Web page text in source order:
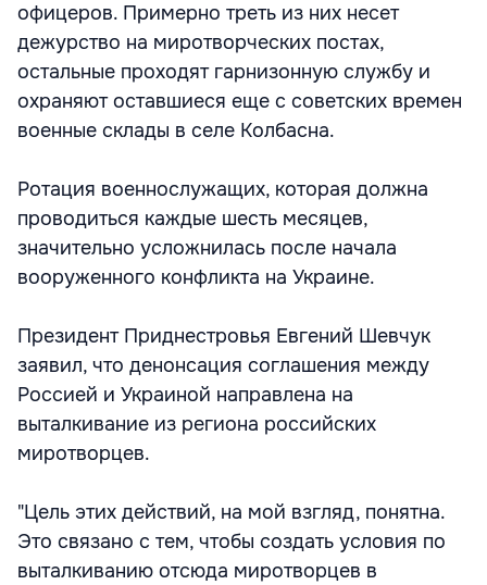
офицеров. Примерно треть из них несет
дежурство на миротворческих постах,
остальные проходят гарнизонную службу и
охраняют оставшиеся еще с советских времен
военные склады в селе Колбасна.
Ротация военнослужащих, которая должна
проводиться каждые шесть месяцев,
значительно усложнилась после начала
вооруженного конфликта на Украине.
Президент Приднестровья Евгений Шевчук
заявил, что денонсация соглашения между
Россией и Украиной направлена на
выталкивание из региона российских
миротворцев.
"Цель этих действий, на мой взгляд, понятна.
Это связано с тем, чтобы создать условия по
выталкиванию отсюда миротворцев в